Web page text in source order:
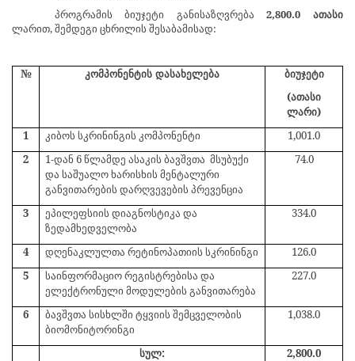
პროგრამის ბიუჯეტი განისაზღვრება 2,800.0
ათასი
ლარით, შემდეგი ცხრილის შესაბამისად:
№ კომპონენტის დასახელება
ბიუჯეტი
(ათასი
ლარი)
1
კიბოს სკრინინგის კომპონენტი
1,001.0
2
1-დან 6 წლამდე ასაკის ბავშვთა მსუბუქი
და საშუალო ხარისხის მენტალური
განვითარების დარღვევების პრევენცია
74.0
3
ეპილეფსიის დიაგნოსტიკა და
ზედამხედველობა
334.0
4 დღენაკლულთა რეტინოპათიის სკრინინგი
126.0
5
საინფორმაციო რეგისტრებისა და
ელექტრონული მოდულების განვითარება
227.0
6
ბავშვთა სისხლში ტყვიის შემცველობის
ბიომონიტორინგი
1,038.0
სულ: 2,800.0